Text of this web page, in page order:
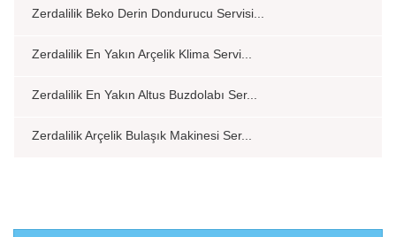
Zerdalilik Beko Derin Dondurucu Servisi...
Zerdalilik En Yakın Arçelik Klima Servi...
Zerdalilik En Yakın Altus Buzdolabı Ser...
Zerdalilik Arçelik Bulaşık Makinesi Ser...